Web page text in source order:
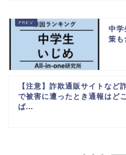
中学
策も
【注意】詐欺通販サイトなど
で被害に遭ったとき通報はど
ば...